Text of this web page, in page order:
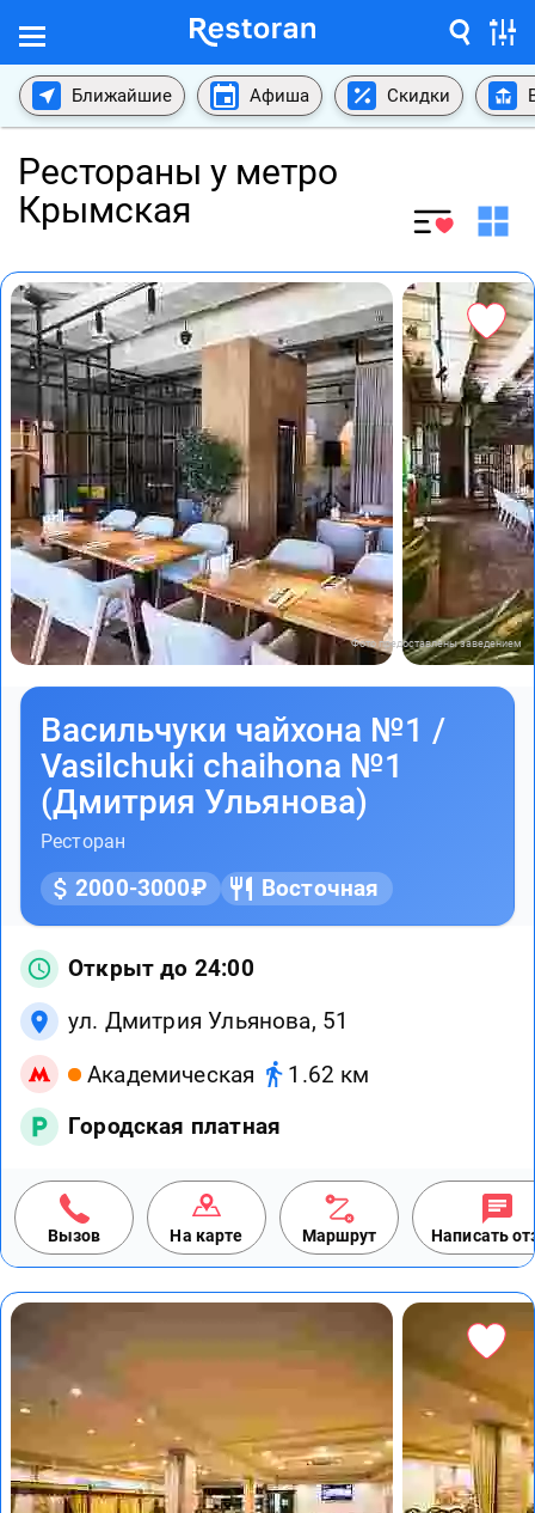
Ближайшие Афиша Скидки
Рестораны у метро
Крымская
Фото предоставлены заведением
Васильчуки чайхона №1 /
Vasilchuki chaihona №1
(Дмитрия Ульянова)
Ресторан
2000-3000₽ Восточная
Открыт до 24:00
ул. Дмитрия Ульянова, 51
Академическая
1.62 км
Городская платная
Вызов На карте Маршрут Написать